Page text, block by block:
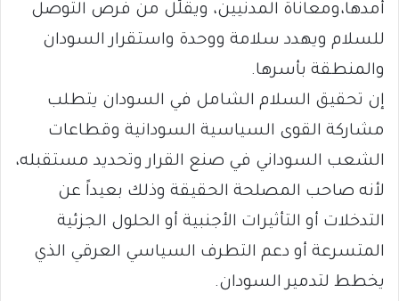
أمدها،ومعاناة المدنيين، ويقلّل من فرص التوصل
للسلام ويهدد سلامة ووحدة واستقرار السودان
والمنطقة بأسرها.
إن تحقيق السلام الشامل في السودان يتطلب
مشاركة القوى السياسية السودانية وقطاعات
الشعب السوداني في صنع القرار وتحديد مستقبله،
لأنه صاحب المصلحة الحقيقة وذلك بعيداً عن
التدخلات أو التأثيرات الأجنبية أو الحلول الجزئية
المتسرعة أو دعم التطرف السياسي العرقي الذي
يخطط لتدمير السودان.